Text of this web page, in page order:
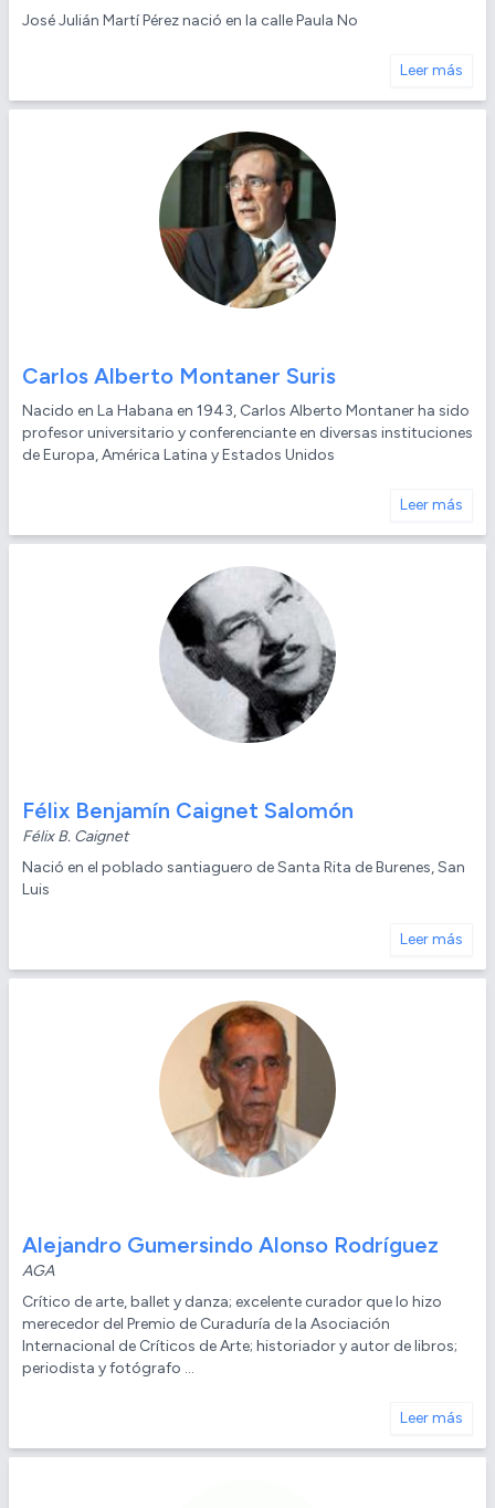
José Julián Martí Pérez nació en la calle Paula No
Leer más
Carlos Alberto Montaner Suris
Nacido en La Habana en 1943, Carlos Alberto Montaner ha sido
profesor universitario y conferenciante en diversas instituciones
de Europa, América Latina y Estados Unidos
Leer más
Félix Benjamín Caignet Salomón
Félix B. Caignet
Nació en el poblado santiaguero de Santa Rita de Burenes, San
Luis
Leer más
Alejandro Gumersindo Alonso Rodríguez
AGA
Crítico de arte, ballet y danza; excelente curador que lo hizo
merecedor del Premio de Curaduría de la Asociación
Internacional de Críticos de Arte; historiador y autor de libros;
periodista y fotógrafo ...
Leer más